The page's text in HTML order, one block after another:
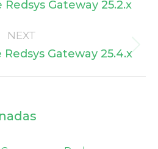
PreviousGateway 25.2.x
NEXT
NextGateway 25.4.x